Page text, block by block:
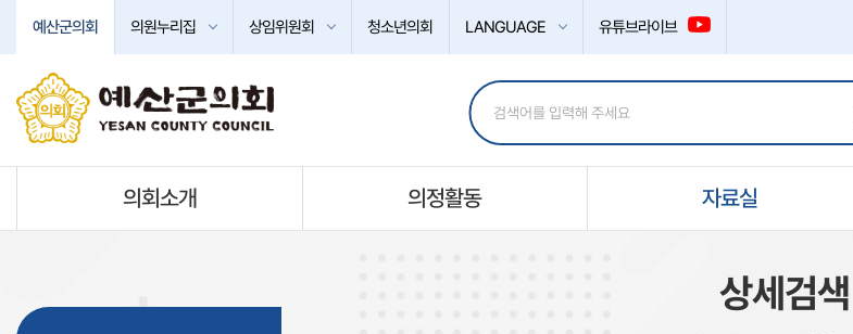
예산군의회 의원누리집 상임위원회 청소년의회 LANGUAGE 유튜브라이브
의회소개 의정활동 자료실
상세검색